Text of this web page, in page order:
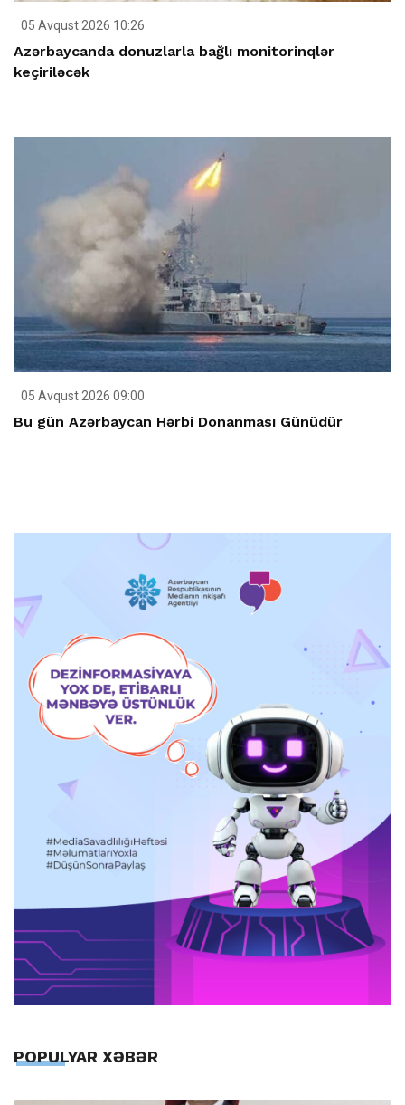
05 Avqust 2026 10:26
Azərbaycanda donuzlarla bağlı monitorinqlər
keçiriləcək
05 Avqust 2026 09:00
Bu gün Azərbaycan Hərbi Donanması Günüdür
POPULYAR XƏBƏR